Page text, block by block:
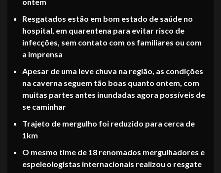
Resgatados estão em bom estado de saúde no
hospital, em quarentena para evitar risco de
infecções, sem contato com os familiares ou com
a imprensa
Apesar de uma leve chuva na região, as condições
na caverna seguem tão boas quanto ontem, com
muitas partes antes inundadas agora possíveis de
se caminhar
Trajeto de mergulho foi reduzido para cerca de
1km
O mesmo time de 18 renomados mergulhadores e
espeleologistas internacionais realizou o resgate